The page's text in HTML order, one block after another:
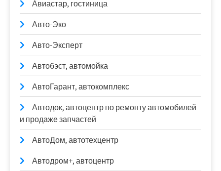
Авиастар, гостиница
Авто-Эко
Авто-Эксперт
Автобэст, автомойка
АвтоГарант, автокомплекс
Автодок, автоцентр по ремонту автомобилей
и продаже запчастей
АвтоДом, автотехцентр
Автодром+, автоцентр